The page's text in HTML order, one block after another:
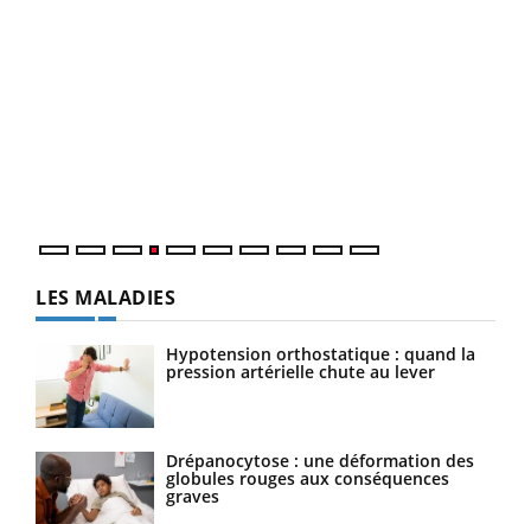
LES MALADIES
Hypotension orthostatique : quand la
pression artérielle chute au lever
Drépanocytose : une déformation des
globules rouges aux conséquences
graves